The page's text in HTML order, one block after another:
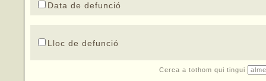
Data de defunció
Lloc de defunció
Cerca a tothom qui tingui